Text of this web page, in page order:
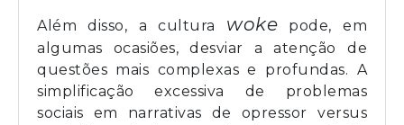
Além disso, a cultura woke pode, em
algumas ocasiões, desviar a atenção de
questões mais complexas e profundas. A
simplificação excessiva de problemas
sociais em narrativas de opressor versus